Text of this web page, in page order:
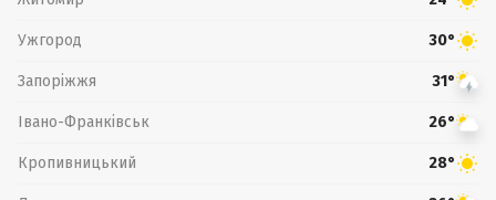
Ужгород 30°
Запоріжжя 31°
Івано-Франківськ 26°
Кропивницький 28°